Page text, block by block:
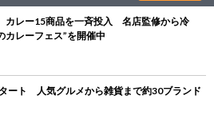
カレー15商品を一斉投入 名店監修から冷
カレーフェス”を開催中
ート 人気グルメから雑貨まで約30ブランド